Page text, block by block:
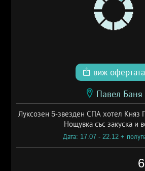
виж офертата
Павел Баня
Луксозен 5-звезден СПА хотел Княз
Нощувка със закуска и
Дата: 17.07 - 22.12 +